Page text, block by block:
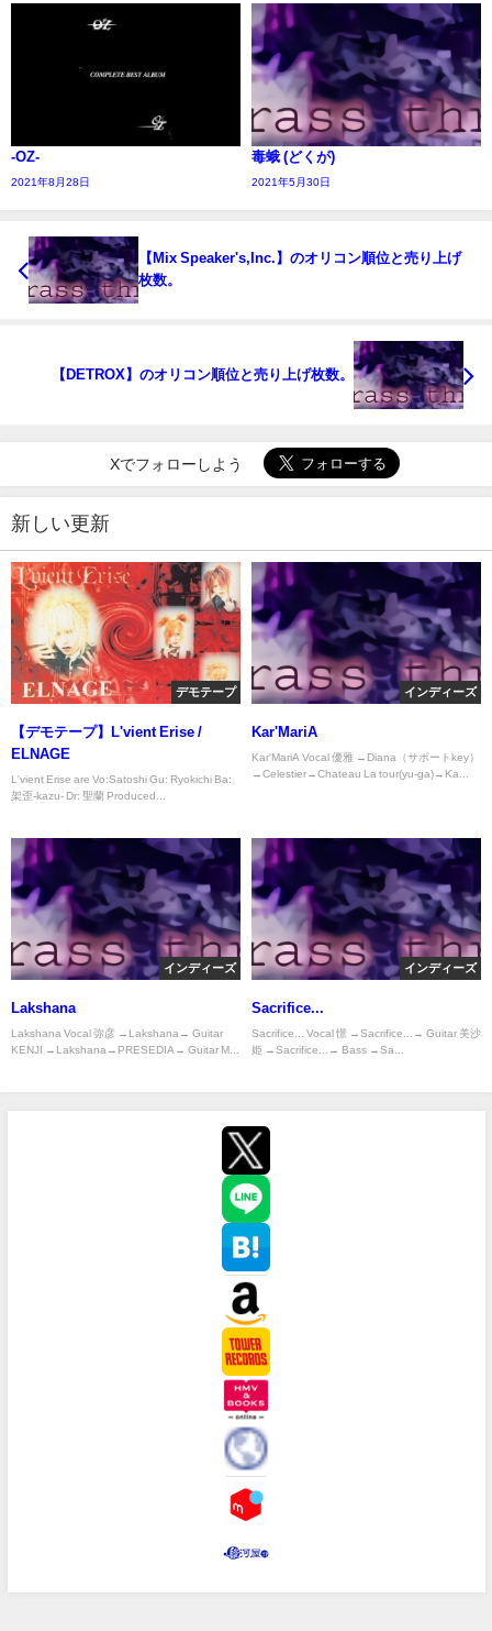
-OZ-
2021年8月28日
毒蛾 (どくが)
2021年5月30日
【Mix Speaker's,Inc.】のオリコン順位と売り上げ
枚数。
【DETROX】のオリコン順位と売り上げ枚数。
Xでフォローしよう
新しい更新
デモテープ
【デモテープ】L'vient Erise /
ELNAGE
L'vient Erise are Vo:Satoshi Gu: Ryokichi Ba:
架歪-kazu- Dr: 聖蘭 Produced...
インディーズ
Kar'MariA
Kar'MariA Vocal 優雅 →Diana（サポートkey）
→Celestier→Chateau La tour(yu-ga)→Ka...
インディーズ
Lakshana
Lakshana Vocal 弥彦 →Lakshana→ Guitar
KENJI →Lakshana→PRESEDIA→ Guitar M...
インディーズ
Sacrifice...
Sacrifice... Vocal 憬 →Sacrifice...→ Guitar 美沙
姫 →Sacrifice...→ Bass →Sa...